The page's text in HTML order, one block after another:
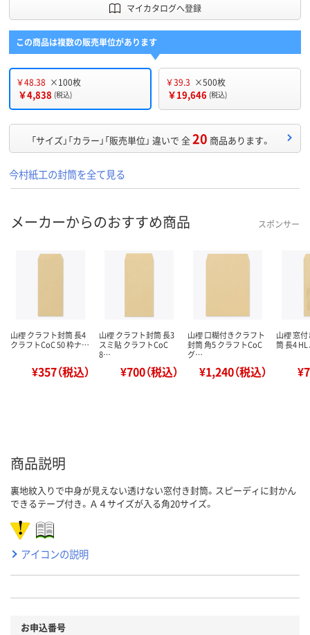
マイカタログへ登録
この商品は複数の販売単位があります
￥48.38 ×100枚
￥4,838 (税込)
￥39.3 ×500枚
￥19,646 (税込)
「サイズ」「カラー」「販売単位」 違いで 全20 商品あります。
今村紙工の封筒を全て見る
メーカーからのおすすめ商品 スポンサー
山櫻 クラフト封筒 長4
クラフトCoC 50 枠ナ…
¥357（税込）
山櫻 クラフト封筒 長3
スミ貼 クラフトCoC
8…
¥700（税込）
山櫻 口糊付きクラフト
封筒 角5 クラフトCoC
グ…
¥1,240（税込）
山櫻 窓
筒 長4
商品説明
裏地紋入りで中身が見えない透けない窓付き封筒。スピーディに封かん
できるテープ付き。Ａ４サイズが入る角20サイズ。
アイコンの説明
お申込番号